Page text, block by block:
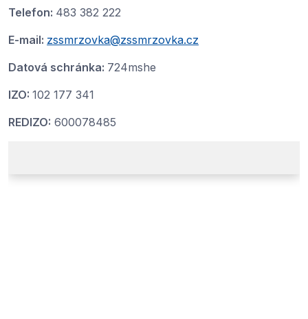
Telefon: 483 382 222
E-mail: zssmrzovka@zssmrzovka.cz
Datová schránka: 724mshe
IZO: 102 177 341
REDIZO: 600078485